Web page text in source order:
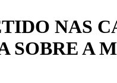
NAS
SOBRE A